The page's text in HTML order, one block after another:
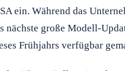
ein. Während das
große Modell-
Frühjahrs verfügbar